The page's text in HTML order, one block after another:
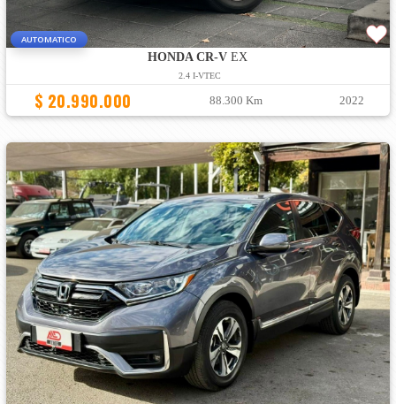
AUTOMATICO
HONDA CR-V EX
2.4 I-VTEC
$ 20.990.000 88.300 Km 2022